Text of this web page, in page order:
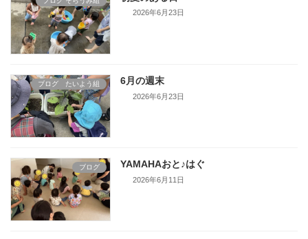
2026年6月23日
ブログ たいよう組 6月の週末
2026年6月23日
ブログ YAMAHAおと♪はぐ
2026年6月11日